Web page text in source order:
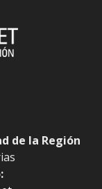
de la Región